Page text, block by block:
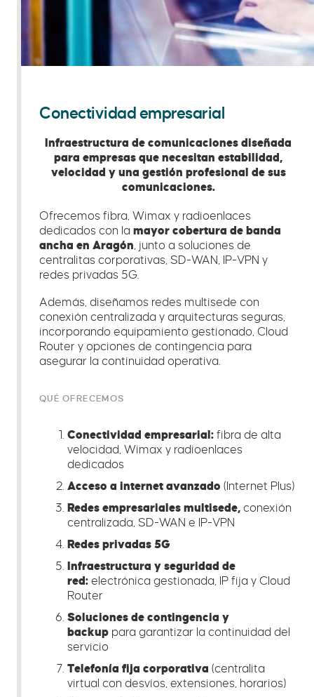
Conectividad empresarial
Infraestructura de comunicaciones diseñada
para empresas que necesitan estabilidad,
velocidad y una gestión profesional de sus
comunicaciones.
Ofrecemos fibra, Wimax y radioenlaces
dedicados con lamayor cobertura de banda
ancha en Aragón , junto a soluciones de
centralitas corporativas, SD-WAN, IP-VPN y
redes privadas 5G.
Además, diseñamos redes multisede con
conexión centralizada y arquitecturas seguras,
incorporando equipamiento gestionado, Cloud
Router y opciones de contingencia para
asegurar la continuidad operativa.
QUÉ OFRECEMOS
Conectividad empresarial:fibra de alta
velocidad, Wimax y radioenlaces
dedicados
Acceso a internet avanzado (Internet Plus)
Redes empresariales multisede, conexión
centralizada, SD-WAN e IP-VPN
Redes privadas 5G
Infraestructura y seguridad de
red:electrónica gestionada, IP fija y Cloud
Router
Soluciones de contingencia y
backup para garantizar la continuidad del
servicio
Telefonía fija corporativa (centralita
virtual con desvíos, extensiones, horarios)